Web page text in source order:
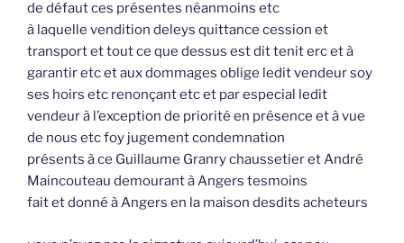
de défaut ces présentes néanmoins etc
à laquelle vendition deleys quittance cession et
transport et tout ce que dessus est dit tenit erc et à
garantir etc et aux dommages oblige ledit vendeur soy
ses hoirs etc renonçant etc et par especial ledit
vendeur à l’exception de priorité en présence et à vue
de nous etc foy jugement condemnation
présents à ce Guillaume Granry chaussetier et André
Maincouteau demourant à Angers tesmoins
fait et donné à Angers en la maison desdits acheteurs